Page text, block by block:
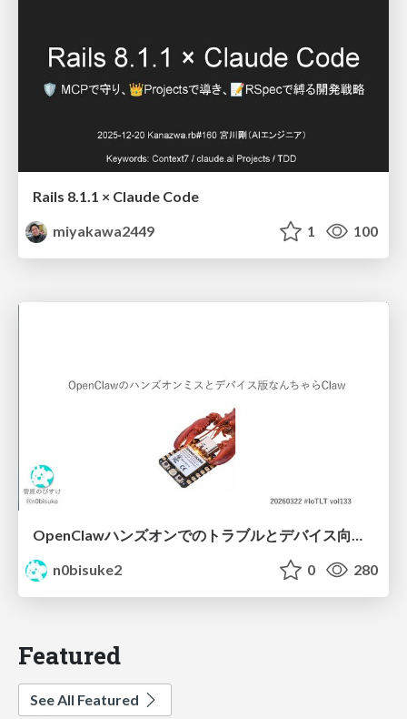
Rails 8.1.1 × Claude Code
miyakawa2449
1 100
OpenClawハンズオンでのトラブルとデバイス向けなんちゃらクロー #IoTLT vol133
n0bisuke2
0 280
Featured
See All Featured